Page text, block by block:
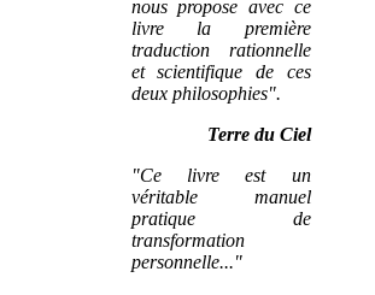
nous propose avec ce
livre la première
traduction rationnelle
et scientifique de ces
deux philosophies".
Terre du Ciel
"Ce livre est un
véritable manuel
pratique de
transformation
personnelle..."